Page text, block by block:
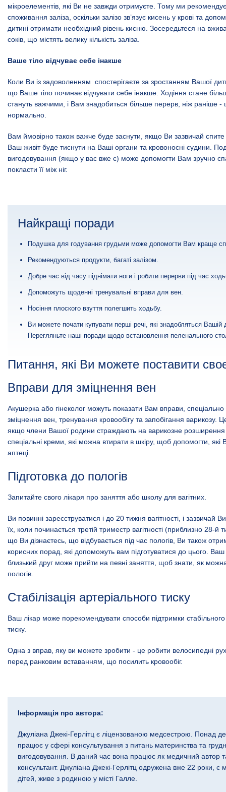
мікроелементів, які Ви не завжди отримуєте. Тому ми
споживання заліза, оскільки залізо зв’язує кисень у крові та
дитині отримати необхідний рівень кисню. Зосередьтеся на
соків, що містять велику кількість заліза.
Ваше тіло відчуває себе інакше
Коли Ви із задоволенням спостерігаєте за зростанням Вашої
що Ваше тіло починає відчувати себе інакше. Ходіння стане
стануть важчими, і Вам знадобиться більше перерв, ніж раніше
нормально.
Вам ймовірно також важче буде заснути, якщо Ви зазвичай
Ваш живіт буде тиснути на Ваші органи та кровоносні судини.
вигодовування (якщо у вас вже є) може допомогти Вам зручно
покласти її між ніг.
Найкращі поради
Подушка для годування грудьми може допомогти Вам краще
Рекомендуються продукти, багаті залізом.
Добре час від часу піднімати ноги і робити перерви під час
Допоможуть щоденні тренувальні вправи для вен.
Носіння плоского взуття полегшить ходьбу.
Ви можете почати купувати перші речі, які знадобляться Вашій
Перегляньте наші поради щодо встановлення пеленального
Питання, які Ви можете поставити
Вправи для зміцнення вен
Акушерка або гінеколог можуть показати Вам вправи, спеціально
зміцнення вен, тренування кровообігу та запобігання варикозу.
якщо члени Вашої родини страждають на варикозне розширення
спеціальні креми, які можна втирати в шкіру, щоб допомогти,
аптеці.
Підготовка до пологів
Запитайте свого лікаря про заняття або школу для вагітних.
Ви повинні зареєструватися і до 20 тижня вагітності, і зазвичай
їх, коли починається третій триместр вагітності (приблизно 28-й
що Ви дізнаєтесь, що відбувається під час пологів, Ви також
корисних порад, які допоможуть вам підготуватися до цього.
близький друг може прийти на певні заняття, щоб знати, як
пологів.
Стабілізація артеріального тиску
Ваш лікар може порекомендувати способи підтримки стабільного
тиску.
Одна з вправ, яку ви можете зробити - це робити велосипедні
перед ранковим вставанням, що посилить кровообіг.
Інформація про автора:
Джуліана Джекі-Герлітц є ліцензованою медсестрою. Понад
працює у сфері консультування з питань материнства та
вигодовування. В даний час вона працює як медичний автор
консультант. Джуліана Джекі-Герлітц одружена вже 22 роки, є
дітей, живе з родиною у місті Галле.